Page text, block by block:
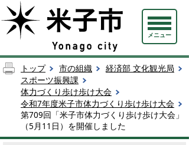
メニュー
トップ 市の組織
経済部 文化観光局
スポーツ振興課
体力づくり歩け歩け大会
令和7年度米子市体力づくり歩け歩け大会
第709回「米子市体力づくり歩け歩け大会」
（5月11日）を開催しました